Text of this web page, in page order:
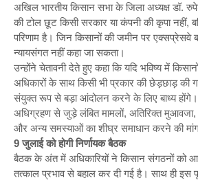
अखिल भारतीय किसान सभा के जिला अध्यक्ष डॉ.
की टोल छूट किसी सरकार या कंपनी की कृपा नहीं,
परिणाम है। जिन किसानों की जमीन पर
न्यायसंगत नहीं कहा जा सकता।
उन्होंने चेतावनी देते हुए कहा कि यदि भविष्य में
अधिकारों के साथ किसी भी प्रकार की छेड़छाड़ की
संयुक्त रूप से बड़ा आंदोलन करने के लिए बाध्य होंगे।
अधिग्रहण से जुड़े लंबित मामलों, अतिरिक्त मुआवजा,
और अन्य समस्याओं का शीघ्र समाधान करने की मांग
9 जुलाई को होगी निर्णायक बैठक
बैठक के अंत में अधिकारियों ने किसान संगठनों को
तत्काल प्रभाव से बहाल कर दी गई है। साथ ही इस